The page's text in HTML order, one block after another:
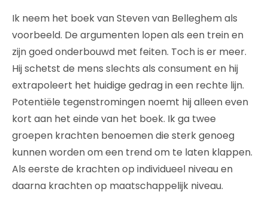
Ik neem het boek van Steven van Belleghem als
voorbeeld. De argumenten lopen als een trein en
zijn goed onderbouwd met feiten. Toch is er meer.
Hij schetst de mens slechts als consument en hij
extrapoleert het huidige gedrag in een rechte lijn.
Potentiële tegenstromingen noemt hij alleen even
kort aan het einde van het boek. Ik ga twee
groepen krachten benoemen die sterk genoeg
kunnen worden om een trend om te laten klappen.
Als eerste de krachten op individueel niveau en
daarna krachten op maatschappelijk niveau.